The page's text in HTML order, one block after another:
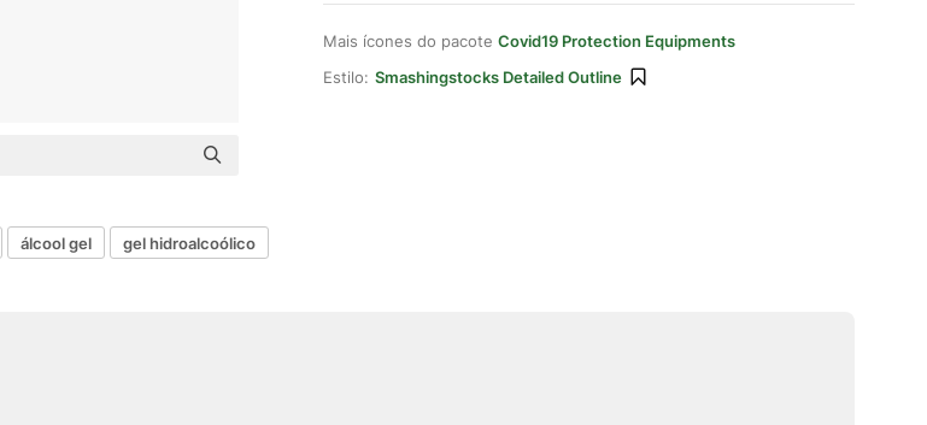
Mais ícones do pacote Covid19 Protection Equipments
Estilo: Smashingstocks Detailed Outline
álcool gel gel hidroalcoólico